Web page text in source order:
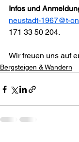
Infos und
neustadt-1967@t-
171 33 50 204.
Wir freuen uns auf
Bergsteigen & Wandern